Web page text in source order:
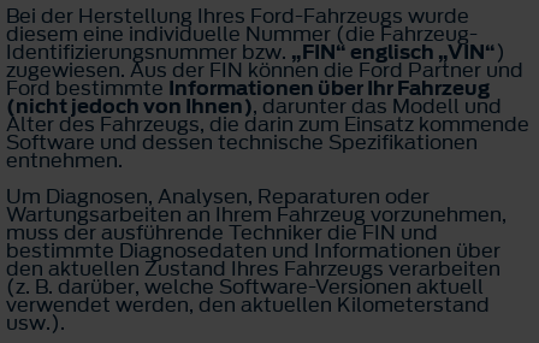
Bei der Herstellung Ihres Ford-Fahrzeugs wurde
diesem eine individuelle Nummer (die Fahrzeug-
Identifizierungsnummer bzw. „FIN“ englisch „VIN“)
zugewiesen. Aus der FIN können die Ford Partner und
Ford bestimmte Informationen über Ihr Fahrzeug
(nicht jedoch von Ihnen), darunter das Modell und
Alter des Fahrzeugs, die darin zum Einsatz kommende
Software und dessen technische Spezifikationen
entnehmen.
Um Diagnosen, Analysen, Reparaturen oder
Wartungsarbeiten an Ihrem Fahrzeug vorzunehmen,
muss der ausführende Techniker die FIN und
bestimmte Diagnosedaten und Informationen über
den aktuellen Zustand Ihres Fahrzeugs verarbeiten
(z. B. darüber, welche Software-Versionen aktuell
verwendet werden, den aktuellen Kilometerstand
usw.).